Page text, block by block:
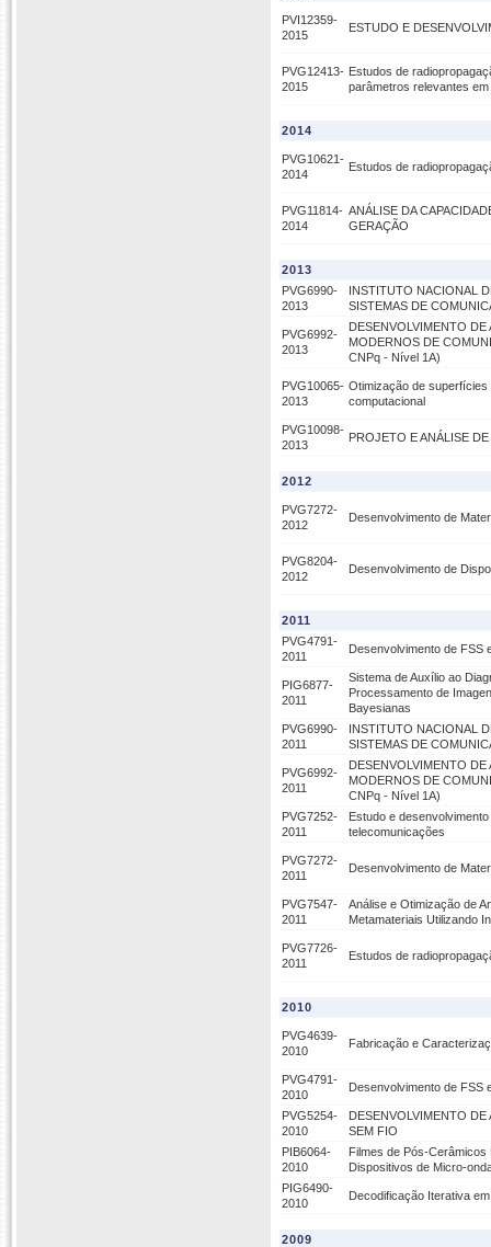
PVI12359-
2015
ESTUDO E
PVG12413-
2015
Estudos de
parâmetros relevantes
2014
PVG10621-
2014
Estudos de
PVG11814-
2014
ANÁLISE DA
GERAÇÃO
2013
PVG6990-
2013
INSTITUTO NACIONAL
SISTEMAS DE
PVG6992-
2013
DESENVOLVIMENTO
MODERNOS DE
CNPq - Nível 1A)
PVG10065-
2013
Otimização de superfícies
computacional
PVG10098-
2013
PROJETO E ANÁLISE
2012
PVG7272-
2012
Desenvolvimento de
PVG8204-
2012
Desenvolvimento de
2011
PVG4791-
2011
Desenvolvimento de FSS
PIG6877-
2011
Sistema de Auxílio ao
Processamento de
Bayesianas
PVG6990-
2011
INSTITUTO NACIONAL
SISTEMAS DE
PVG6992-
2011
DESENVOLVIMENTO
MODERNOS DE
CNPq - Nível 1A)
PVG7252-
2011
Estudo e
telecomunicações
PVG7272-
2011
Desenvolvimento de
PVG7547-
2011
Análise e Otimização de
Metamateriais Utilizando
PVG7726-
2011
Estudos de
2010
PVG4639-
2010
Fabricação e
PVG4791-
2010
Desenvolvimento de FSS
PVG5254-
2010
DESENVOLVIMENTO
SEM FIO
PIB6064-
2010
Filmes de Pós-
Dispositivos de Micro-
PIG6490-
2010
Decodificação Iterativa
2009